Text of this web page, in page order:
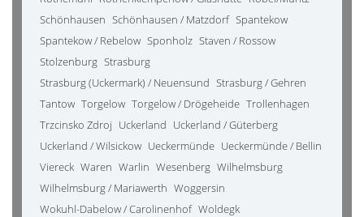
Schönhausen Schönhausen / Matzdorf Spantekow
Spantekow / Rebelow Sponholz Staven / Rossow
Stolzenburg Strasburg
Strasburg (Uckermark) / Neuensund Strasburg / Gehren
Tantow Torgelow Torgelow / Drögeheide Trollenhagen
Trzcinsko Zdroj Uckerland Uckerland / Güterberg
Uckerland / Wilsickow Ueckermünde Ueckermünde / Bellin
Viereck Waren Warlin Wesenberg Wilhelmsburg
Wilhelmsburg / Mariawerth Woggersin
Wokuhl-Dabelow / Carolinenhof Woldegk